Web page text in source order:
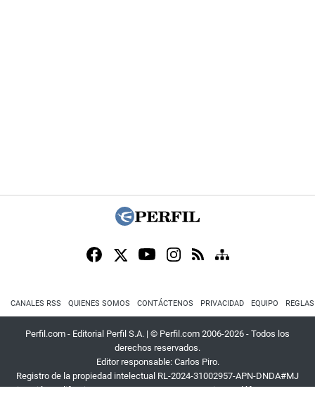
CANALES RSS QUIENES SOMOS CONTÁCTENOS PRIVACIDAD EQUIPO
Perfil.com - Editorial Perfil S.A. | © Perfil.com 2006-2026 - Todos los
derechos reservados.
Editor responsable: Carlos Piro.
Registro de la propiedad intelectual RL-2024-31002957-APN-DNDA#MJ
Dirección:California 2715,C1289ABI,CABA, Argentina| Teléfono:+54 9 11